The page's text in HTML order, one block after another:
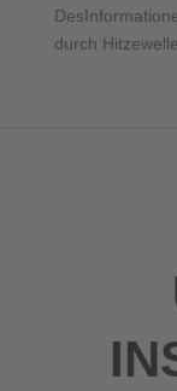
durch